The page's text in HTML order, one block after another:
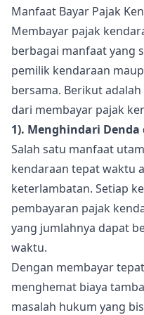
Manfaat Bayar Pajak
Membayar pajak
berbagai manfaat yang
pemilik kendaraan
bersama. Berikut
dari membayar pajak
1). Menghindari Denda
Salah satu manfaat
kendaraan tepat waktu
keterlambatan. Setiap
pembayaran pajak
yang jumlahnya dapat
waktu.
Dengan membayar
menghemat biaya
masalah hukum yang